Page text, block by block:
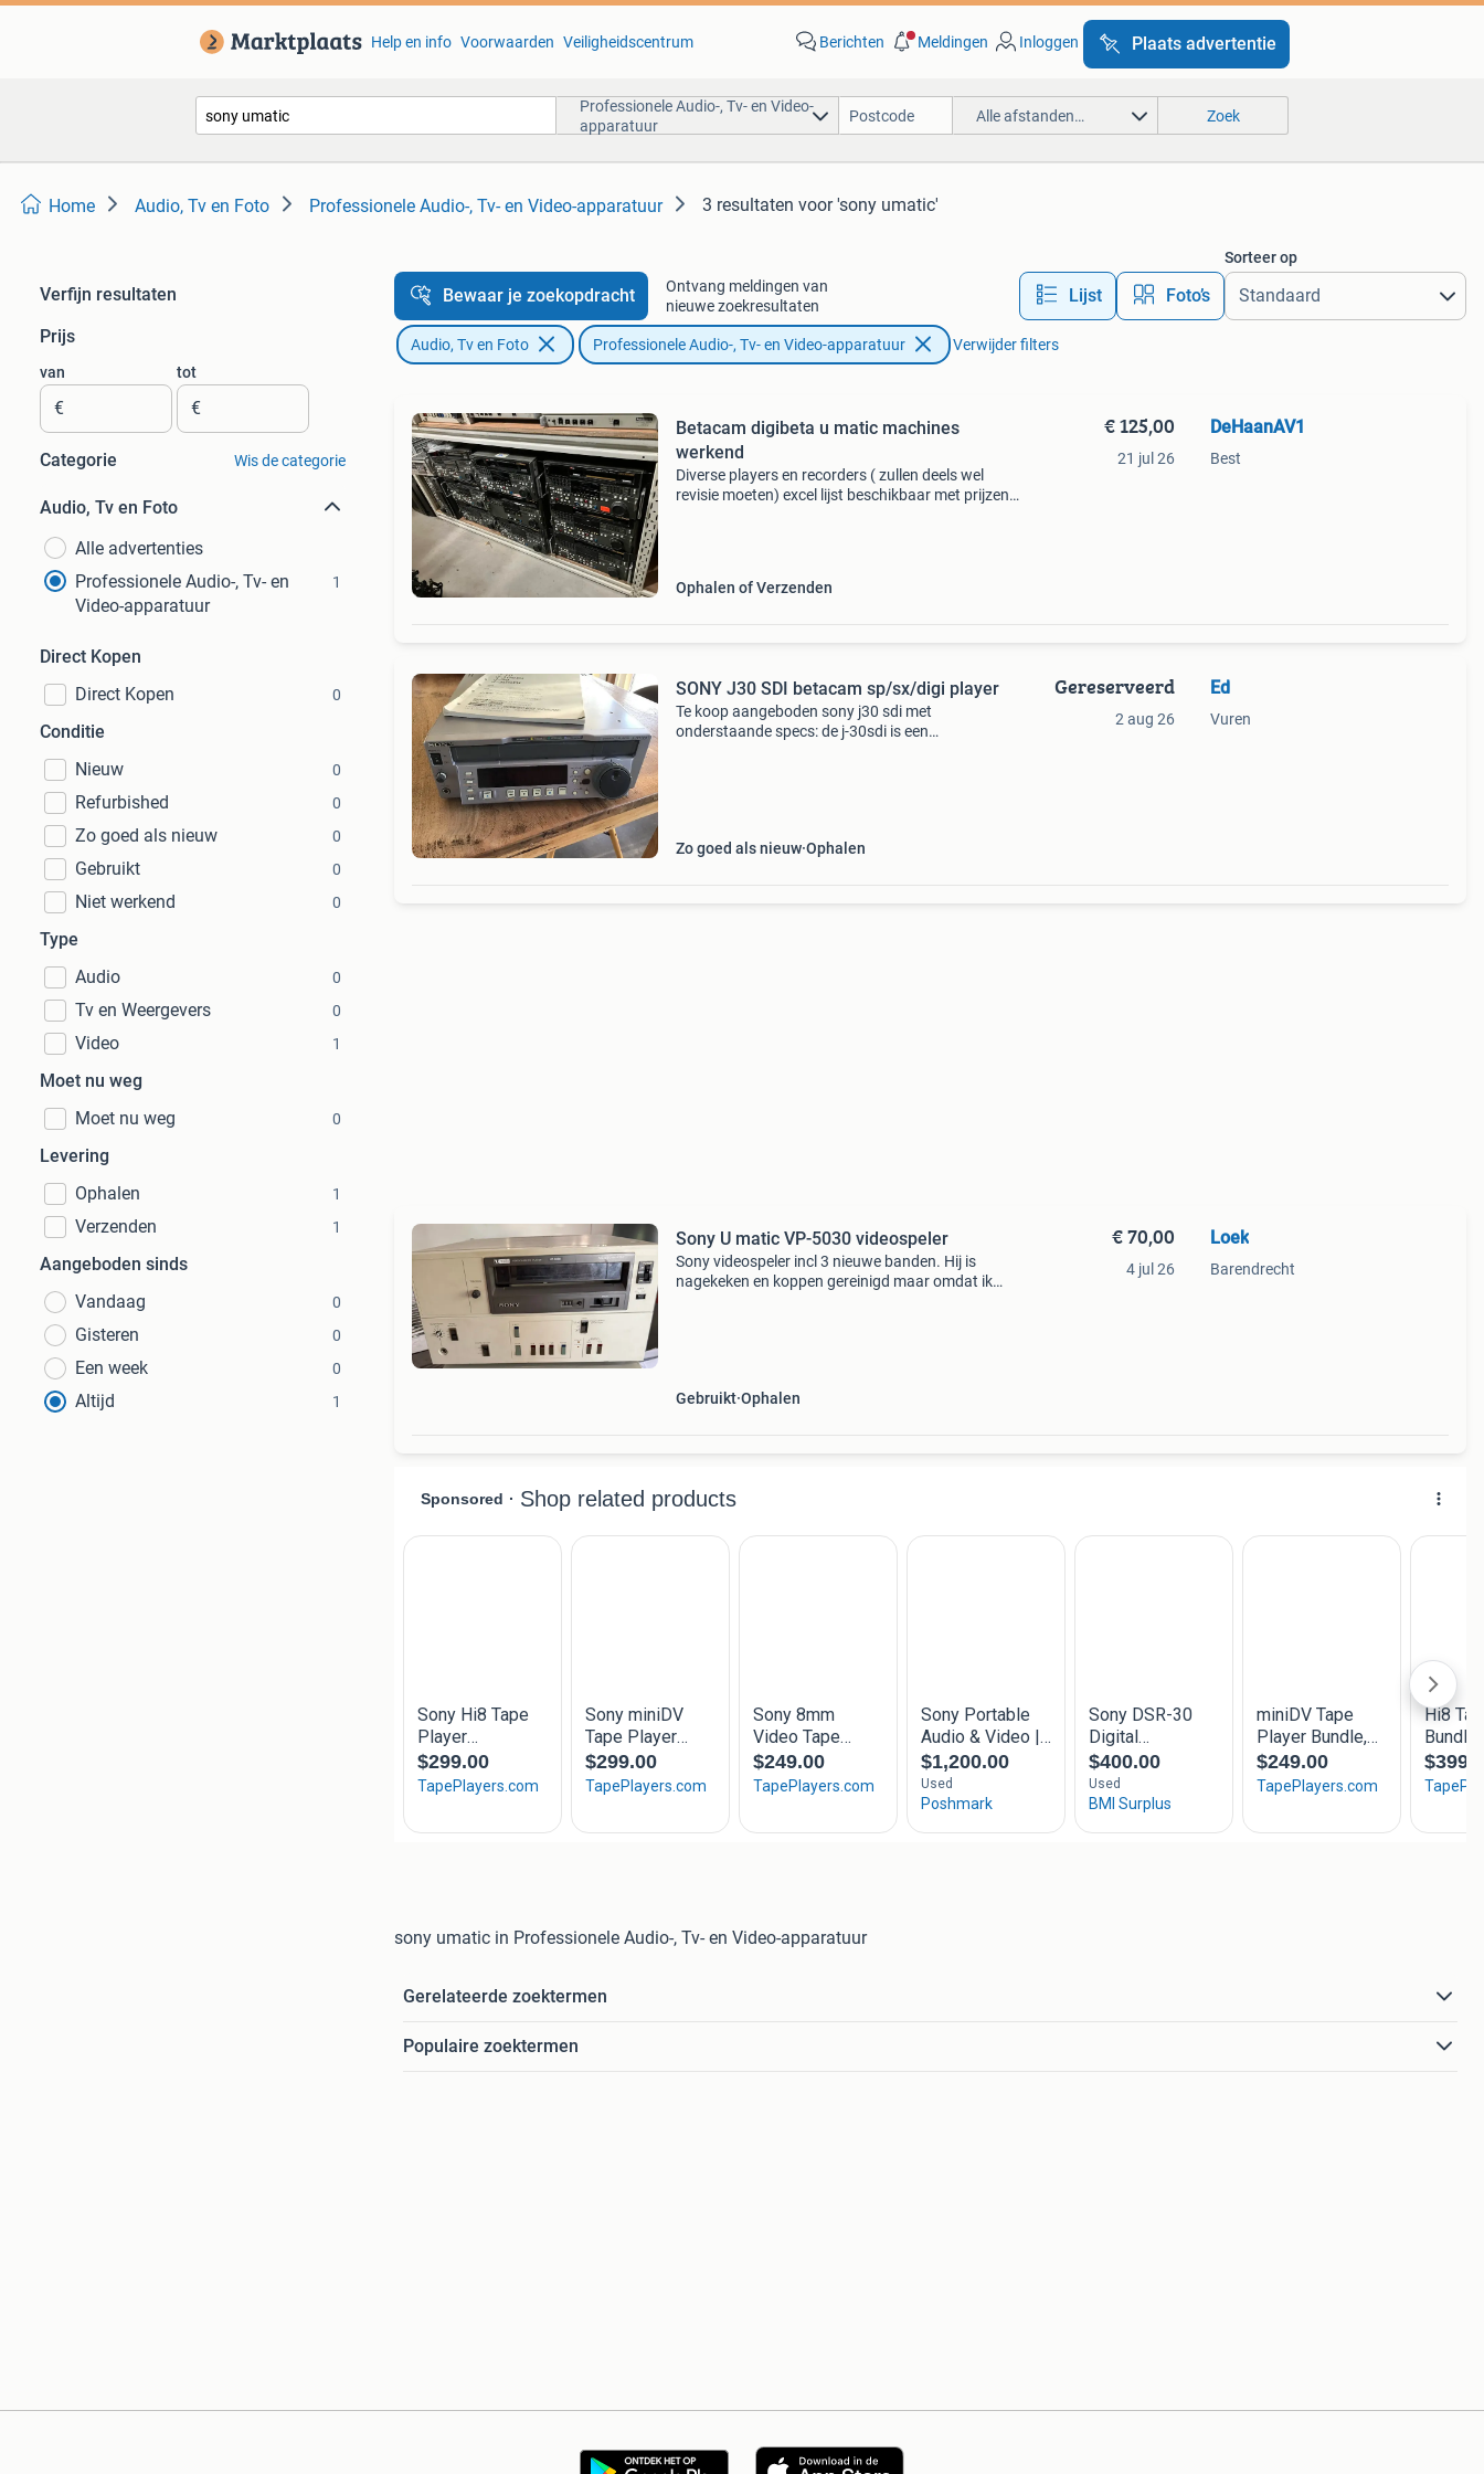
Help en info Voorwaarden Veiligheidscentrum Berichten Meldingen Inloggen Plaats advertentie
Professionele Audio-, Tv- en Video-
apparatuur
Alle afstanden… Zoek
Home Audio, Tv en Foto Professionele Audio-, Tv- en Video-apparatuur 3 resultaten voor 'sony umatic'
Verfijn resultaten
Prijs
van
€
tot
€
Categorie Wis de categorie
Audio, Tv en Foto
Alle advertenties
Professionele Audio-, Tv- en
Video-apparatuur
1
Direct Kopen
Direct Kopen
0
Conditie
Nieuw
0
Refurbished 0
Zo goed als nieuw 0
Gebruikt 0
Niet werkend 0
Type
Audio
0
Tv en Weergevers 0
Video 1
Moet nu weg
Moet nu weg
0
Levering
Ophalen
1
Verzenden 1
Aangeboden sinds
Vandaag
0
Gisteren 0
Een week 0
Altijd 1
Bewaar je zoekopdracht
Ontvang meldingen van
nieuwe zoekresultaten
Lijst Foto’s
Sorteer op
Audio, Tv en Foto Professionele Audio-, Tv- en Video-apparatuur Verwijder filters
Betacam digibeta u matic machines
werkend
Diverse players en recorders ( zullen deels wel
revisie moeten) excel lijst beschikbaar met prijzen
Ophalen of Verzenden
€ 125,00
21 jul 26
DeHaanAV1
Best
SONY J30 SDI betacam sp/sx/digi player
Te koop aangeboden sony j30 sdi met
onderstaande specs: de j-30sdi is een
Zo goed als nieuw Ophalen
Gereserveerd
2 aug 26
Ed
Vuren
Sony U matic VP-5030 videospeler
Sony videospeler incl 3 nieuwe banden. Hij is
nagekeken en koppen gereinigd maar omdat ik
Gebruikt Ophalen
€ 70,00
4 jul 26
Loek
Barendrecht
sony umatic in Professionele Audio-, Tv- en Video-apparatuur
Gerelateerde zoektermen
Populaire zoektermen